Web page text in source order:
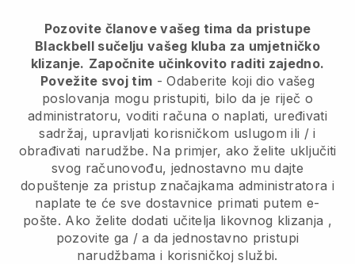
Pozovite članove vašeg tima da pristupe
Blackbell sučelju vašeg kluba za umjetničko
klizanje. Započnite učinkovito raditi zajedno.
Povežite svoj tim - Odaberite koji dio vašeg
poslovanja mogu pristupiti, bilo da je riječ o
administratoru, voditi računa o naplati, uređivati
sadržaj, upravljati korisničkom uslugom ili / i
obrađivati narudžbe. Na primjer, ako želite uključiti
svog računovođu, jednostavno mu dajte
dopuštenje za pristup značajkama administratora i
naplate te će sve dostavnice primati putem e-
pošte. Ako želite dodati učitelja likovnog klizanja ,
pozovite ga / a da jednostavno pristupi
narudžbama i korisničkoj službi.